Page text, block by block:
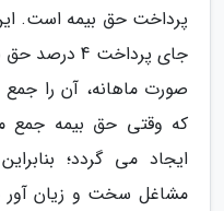
پرداخت حق بیمه است. این
جای پرداخت
صورت ماهانه، آن را جمع
که وقتی حق بیمه جمع
ایجاد می گردد؛
مشاغل سخت و زیان آور